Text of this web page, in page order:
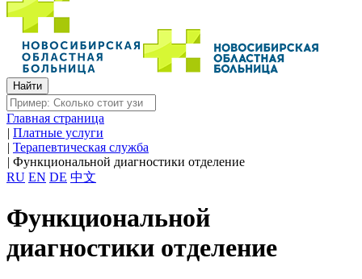
Главная страница
| Платные услуги
| Терапевтическая служба
| Функциональной диагностики отделение
RU EN DE 中文
Функциональной
диагностики отделение